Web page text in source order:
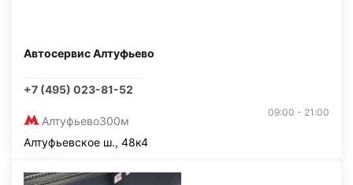
Автосервис Алтуфьево
+7 (495) 023-81-52
Алтуфьево300м
09:00 - 21:00
Алтуфьевское ш., 48к4